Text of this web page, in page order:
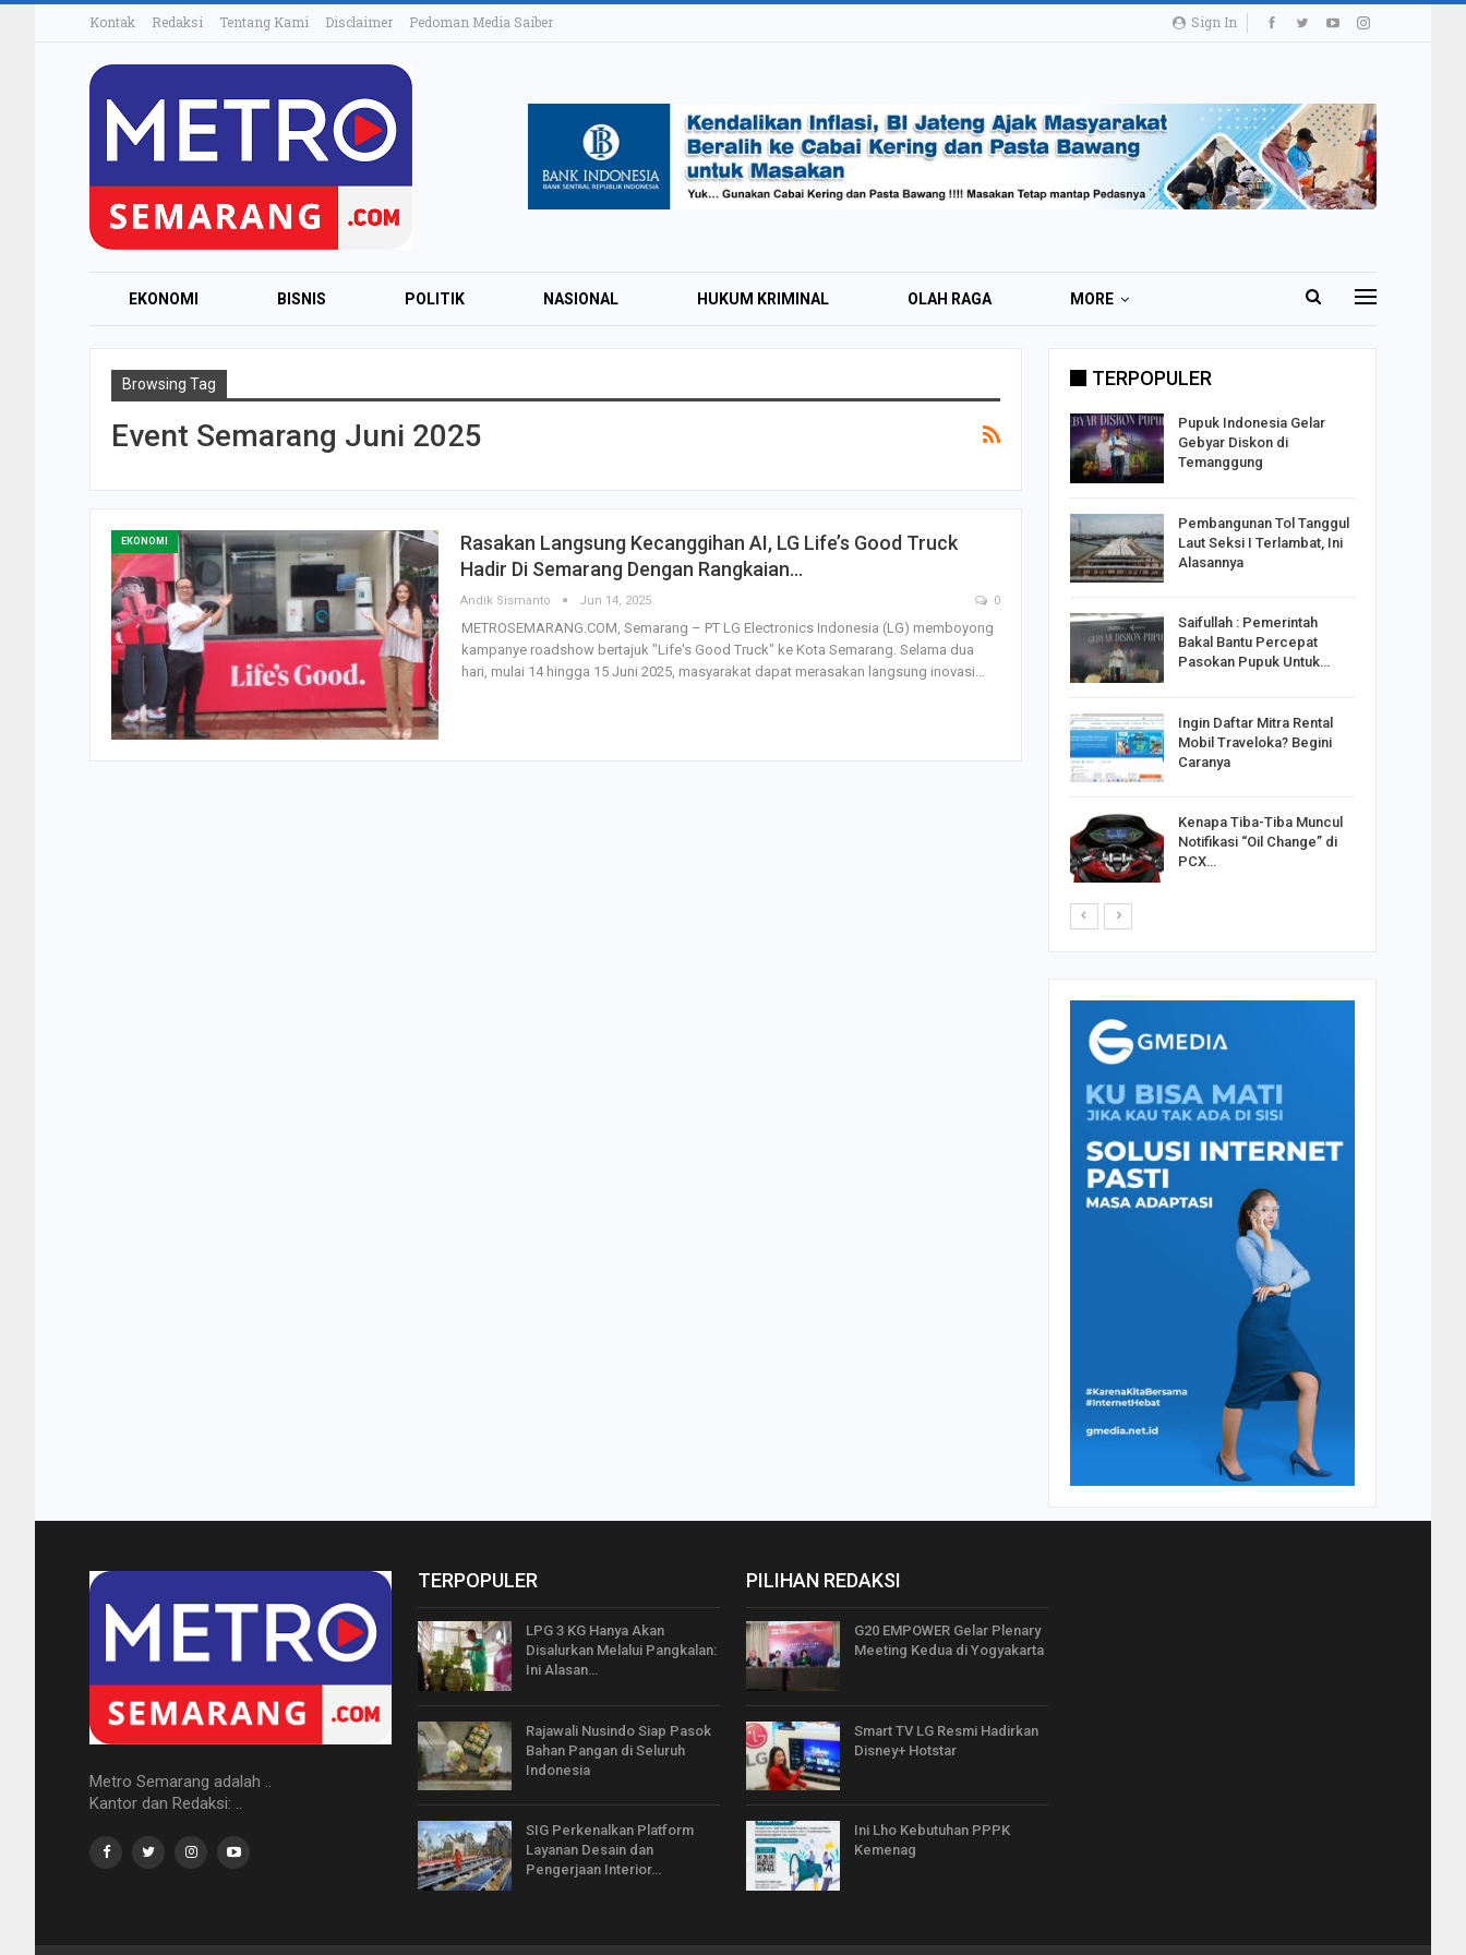
Sign In
Kontak Redaksi Tentang Kami Disclaimer Pedoman Media Saiber
EKONOMI BISNIS POLITIK NASIONAL HUKUM KRIMINAL OLAH RAGA MORE
Browsing Tag
Event Semarang Juni 2025
EKONOMI
Rasakan Langsung Kecanggihan AI, LG Life’s Good Truck
Hadir Di Semarang Dengan Rangkaian…
Andik Sismanto Jun 14, 2025 0
METROSEMARANG.COM, Semarang – PT LG Electronics Indonesia (LG) memboyong
kampanye roadshow bertajuk "Life's Good Truck" ke Kota Semarang. Selama dua
hari, mulai 14 hingga 15 Juni 2025, masyarakat dapat merasakan langsung inovasi…
TERPOPULER
KAI Daop 4 Layani 51 Ribu
Wisman pada Semester I
Tempe Mendoan Pakai
Relawan “Aksi Sahabat
Gibran” Gelar Masak Sehat
di Semarang,…
Pupuk Indonesia Gelar
Gebyar Diskon di
Temanggung
Pembangunan Tol Tanggul
Laut Seksi I Terlambat, Ini
Alasannya
Saifullah : Pemerintah
Bakal Bantu Percepat
Pasokan Pupuk Untuk…
Ingin Daftar Mitra Rental
Mobil Traveloka? Begini
Caranya
Kenapa Tiba-Tiba Muncul
Notifikasi “Oil Change” di
PCX…
Metro Semarang adalah ..
Kantor dan Redaksi: ..
TERPOPULER
LPG 3 KG Hanya Akan
Disalurkan Melalui Pangkalan:
Ini Alasan…
Rajawali Nusindo Siap Pasok
Bahan Pangan di Seluruh
Indonesia
SIG Perkenalkan Platform
Layanan Desain dan
Pengerjaan Interior…
PILIHAN REDAKSI
G20 EMPOWER Gelar Plenary
Meeting Kedua di Yogyakarta
Smart TV LG Resmi Hadirkan
Disney+ Hotstar
Ini Lho Kebutuhan PPPK
Kemenag